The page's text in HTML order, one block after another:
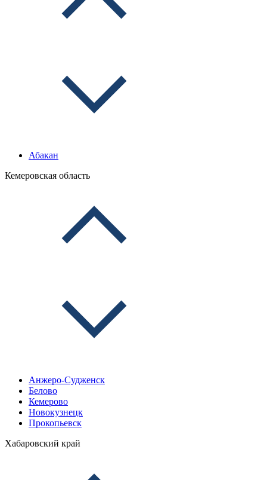
Абакан
Кемеровская область
Анжеро-Судженск
Белово
Кемерово
Новокузнецк
Прокопьевск
Хабаровский край